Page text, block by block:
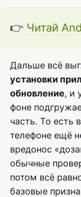
👉 Читай
Дальше всё
установки
обновление, и
фоне
часть. То есть
телефоне ещё
вредонос
обычные
потом всё
базовые